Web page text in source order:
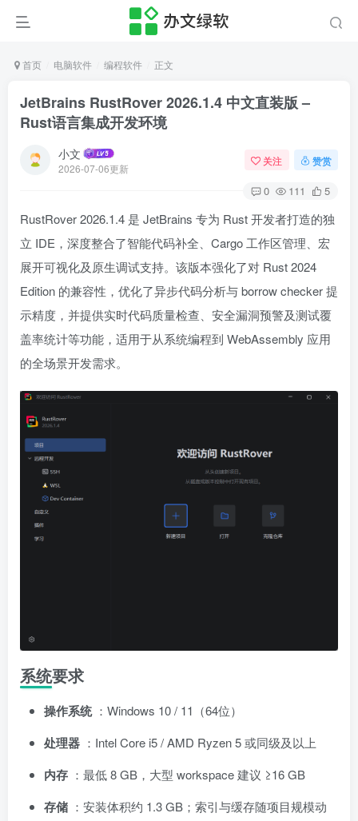
首页 电脑软件 编程软件 正文
JetBrains RustRover 2026.1.4 中文直装版 –
Rust语言集成开发环境
小文
2026-07-06更新
关注 赞赏
0 111 5
RustRover 2026.1.4 是 JetBrains 专为 Rust 开发者打造的独
立 IDE，深度整合了智能代码补全、Cargo 工作区管理、宏
展开可视化及原生调试支持。该版本强化了对 Rust 2024
Edition 的兼容性，优化了异步代码分析与 borrow checker 提
示精度，并提供实时代码质量检查、安全漏洞预警及测试覆
盖率统计等功能，适用于从系统编程到 WebAssembly 应用
的全场景开发需求。
系统要求
操作系统：Windows 10 / 11（64位）
处理器 ：Intel Core i5 / AMD Ryzen 5 或同级及以上
内存 ：最低 8 GB，大型 workspace 建议 ≥16 GB
存储 ：安装体积约 1.3 GB；索引与缓存随项目规模动